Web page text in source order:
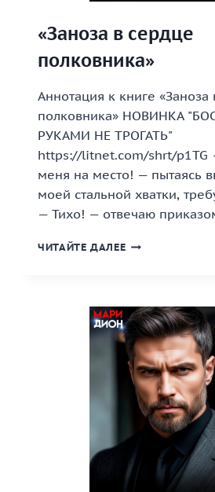
«Заноза в сердце
полковника»
Аннотация к книге «Заноза
полковника» НОВИНКА
РУКАМИ НЕ ТРОГАТЬ"
https://litnet.com/shrt/p1TG
меня на место! — пытаясь
моей стальной хватки,
— Тихо! — отвечаю
ЧИТАЙТЕ ДАЛЕЕ «ЗАНОЗА